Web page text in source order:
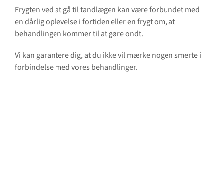
Frygten ved at gå til tandlægen kan være forbundet med
en dårlig oplevelse i fortiden eller en frygt om, at
behandlingen kommer til at gøre ondt.
Vi kan garantere dig, at du ikke vil mærke nogen smerte i
forbindelse med vores behandlinger.